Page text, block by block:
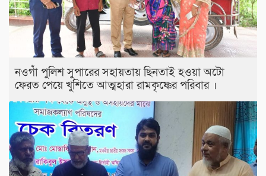
নওগাঁ পুলিশ সুপারের সহায়তায় ছিনতাই হওয়া অটো
ফেরত পেয়ে খুশিতে আত্মহারা রামকৃষ্ণের পরিবার ।